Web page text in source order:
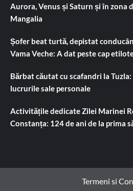
Aurora, Venus și Saturn și în zona
Mangalia
Șofer beat turtă, depistat
Vama Veche: A dat peste cap
Bărbat căutat cu scafandri la
lucrurile sale personale
Activitățile dedicate Zilei Marinei
Constanța: 124 de ani de la prima
Termeni si